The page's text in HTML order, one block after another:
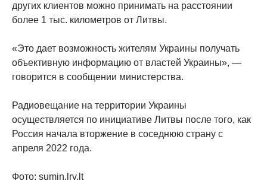
других клиентов можно принимать на расстоянии
более 1 тыс. километров от Литвы.
«Это дает возможность жителям Украины получать
объективную информацию от властей Украины», —
говорится в сообщении министерства.
Радиовещание на территории Украины
осуществляется по инициативе Литвы после того, как
Россия начала вторжение в соседнюю страну с
апреля 2022 года.
Фото: sumin.lrv.lt